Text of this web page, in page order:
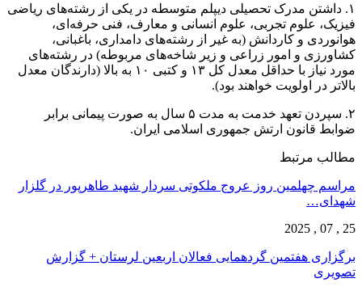
۱. داشتن مدرک تحصیلی دیپلم متوسطه در یکی از رشته‌‌های ریاضی
فیزیک، علوم تجربی، علوم انسانی و معارف، فنی حرفه‌ای،
هوانوردی و کاردانش (به غیر از رشته‌های دامداری، باغبانی،
کشاورزی و امور زراعی و زیر شاخه‌های مربوطه) در رشته‌‌های
مورد نیاز با حداقل معدل کل ۱۳ و کتبی ۱۰ به بالا (دارندگان معدل
بالاتر در اولویت خواهند بود).
۲. سپردن تعهد خدمت به مدت ۵ سال به صورت پیمانی برابر
ضوابط قانون ارتش جمهوری اسلامی ایران.
مطالب مرتبط
مراسم چهلمین روز عروج ملکوتی سردار شهید طاهرپور در گلزار
شهدای…
25 , 07 , 2025
برگزاری هفتمین گردهمایی فعالان اربعین لرستان + گزارش
تصویری